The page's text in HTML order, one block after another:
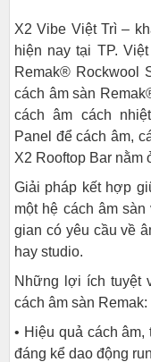
X2 Vibe Việt Trì –
hiện nay tại TP.
Remak® Rockwool
cách âm sàn
cách âm cách
Panel để cách âm,
X2 Rooftop Bar nằm
Giải pháp kết hợp
một hệ cách âm
gian có yêu cầu về
hay studio.
Những lợi ích tuyệt
cách âm sàn Remak:
• Hiệu quả cách
đáng kể dao động